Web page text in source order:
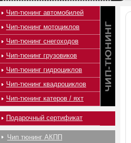
Чип-тюнинг автомобилей
Чип-тюнинг мотоциклов
Чип-тюнинг снегоходов
Чип-тюнинг грузовиков
Чип-тюнинг гидроциклов
Чип-тюнинг квадроциклов
Чип-тюнинг катеров / яхт
Подарочный сертификат
Чип тюнинг АКПП